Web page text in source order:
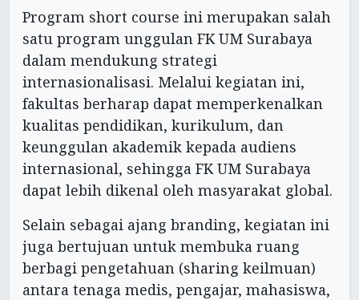
Program short course ini merupakan salah
satu program unggulan FK UM Surabaya
dalam mendukung strategi
internasionalisasi. Melalui kegiatan ini,
fakultas berharap dapat memperkenalkan
kualitas pendidikan, kurikulum, dan
keunggulan akademik kepada audiens
internasional, sehingga FK UM Surabaya
dapat lebih dikenal oleh masyarakat global.
Selain sebagai ajang branding, kegiatan ini
juga bertujuan untuk membuka ruang
berbagi pengetahuan (sharing keilmuan)
antara tenaga medis, pengajar, mahasiswa,